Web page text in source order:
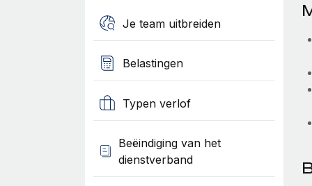
Je team uitbreiden
Belastingen
Typen verlof
Beëindiging van het
dienstverband